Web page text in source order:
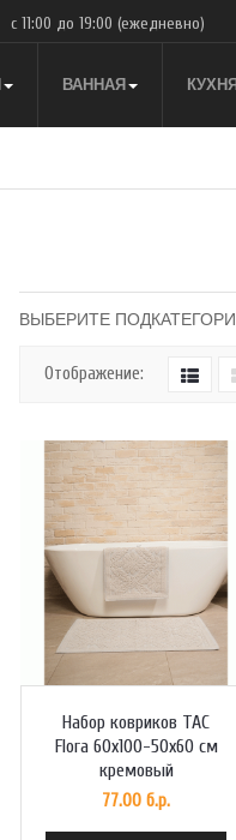
ВАННАЯ КУХНЯ
с 11:00 до 19:00 (ежедневно)
ВЫБЕРИТЕ
Отображение:
Набор ковриков TAC
Flora 60x100-50x60 см
кремовый
77.00 б.р.